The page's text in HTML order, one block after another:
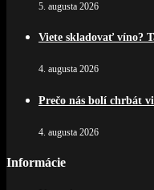
5. augusta 2026
Viete skladovať víno?
4. augusta 2026
Prečo nás bolí chrbát
4. augusta 2026
Informácie